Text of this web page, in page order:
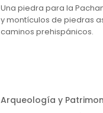
Una piedra para la
y montículos de piedras
caminos prehispánicos.
Arqueología y